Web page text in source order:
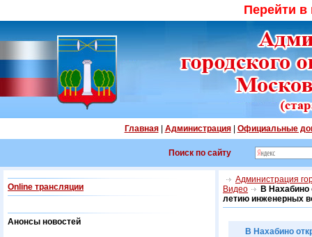
Перейти
Главная| Администрация| Официальные
Поиск по сайту
Online трансляции
Анонсы новостей
Администрация
Видео
В
летию инженерных
В Нахабино